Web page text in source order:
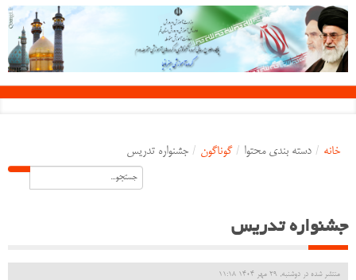
خانه / دسته بندی محتوا / گوناگون / جشنواره تدریس
جشنواره تدریس
منتشر شده در دوشنبه, 29 مهر 1404 11:18